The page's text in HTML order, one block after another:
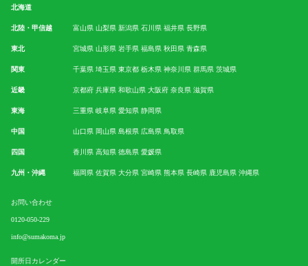
北海道
北陸・甲信越 富山県 山梨県 新潟県 石川県 福井県 長野県
東北 宮城県 山形県 岩手県 福島県 秋田県 青森県
関東 千葉県 埼玉県 東京都 栃木県 神奈川県 群馬県 茨城県
近畿 京都府 兵庫県 和歌山県 大阪府 奈良県 滋賀県
東海 三重県 岐阜県 愛知県 静岡県
中国 山口県 岡山県 島根県 広島県 鳥取県
四国 香川県 高知県 徳島県 愛媛県
九州・沖縄 福岡県 佐賀県 大分県 宮崎県 熊本県 長崎県 鹿児島県 沖縄県
お問い合わせ
0120-050-229
info@sumakoma.jp
開所日カレンダー